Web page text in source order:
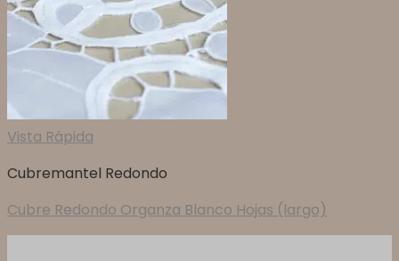
Vista Rápida
Cubremantel Redondo
Cubre Redondo Organza Blanco Hojas (largo)